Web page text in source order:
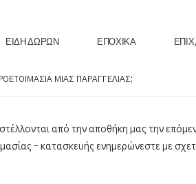
ΕΊΔΗ ΔΏΡΩΝ ΕΠΟΧΙΚΆ
ΜΙΑΣ ΠΑΡΑΓΓΕΛΊΑΣ;
από την αποθήκη μας την
– κατασκευής ενημερώνεστε με